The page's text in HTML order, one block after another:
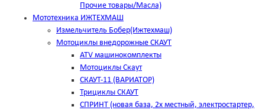
Прочие товары/Масла)
Мототехника ИЖТЕХМАШ
Измельчитель Бобер(Ижтехмаш)
Мотоциклы внедорожные СКАУТ
ATV машинокомплекты
Мотоциклы Скаут
СКАУТ-11 (ВАРИАТОР)
Трициклы СКАУТ
СПРИНТ (новая база, 2х местный, электростартер,